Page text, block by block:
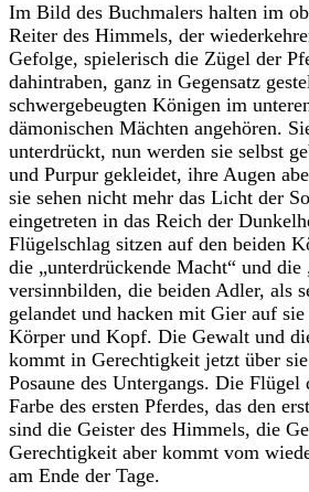
Im Bild des Buchmalers halten im
Reiter des Himmels, der
Gefolge, spielerisch die Zügel der
dahintraben, ganz in Gegensatz
schwergebeugten Königen im
dämonischen Mächten angehören.
unterdrückt, nun werden sie selbst
und Purpur gekleidet, ihre Augen
sie sehen nicht mehr das Licht der
eingetreten in das Reich der
Flügelschlag sitzen auf den beiden
die „unterdrückende Macht“ und
versinnbilden, die beiden Adler, als
gelandet und hacken mit Gier auf
Körper und Kopf. Die Gewalt und
kommt in Gerechtigkeit jetzt über
Posaune des Untergangs. Die
Farbe des ersten Pferdes, das den
sind die Geister des Himmels, die
Gerechtigkeit aber kommt vom
am Ende der Tage.